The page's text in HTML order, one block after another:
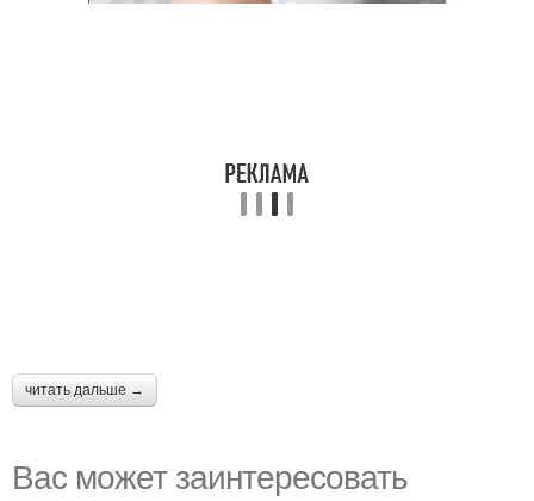
читать дальше →
Вас может заинтересовать